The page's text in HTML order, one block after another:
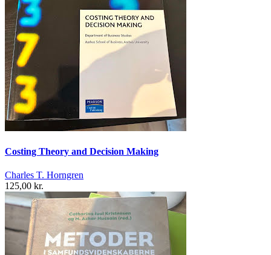
Costing Theory and Decision Making
Charles T. Horngren
125,00 kr.